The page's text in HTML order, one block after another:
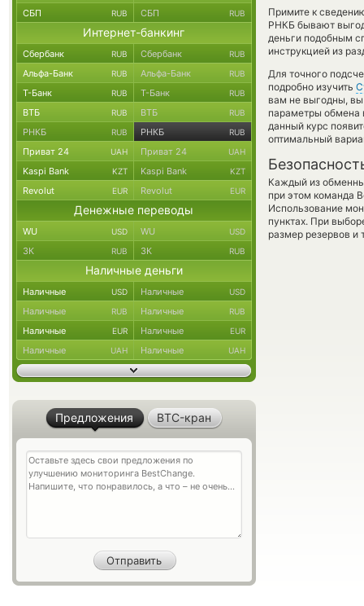
Примите к
РНКБ бывают
деньги подобным
инструкцией из
Для точного
подробно изучить
вам не выгодны,
параметры обмена
данный курс
оптимальный
Каждый из
при этом команда
Использование
пунктах. При
размер резервов и
СБП RUB СБП RUB
Интернет-банкинг
Сбербанк RUB Сбербанк RUB
Альфа-Банк RUB Альфа-Банк RUB
Т-Банк RUB Т-Банк RUB
ВТБ RUB ВТБ RUB
РНКБ RUB РНКБ RUB
Приват 24 UAH Приват 24 UAH
Kaspi Bank KZT Kaspi Bank KZT
Revolut EUR Revolut EUR
Денежные переводы
WU USD WU USD
ЗК RUB ЗК RUB
Наличные деньги
Наличные USD Наличные USD
Наличные RUB Наличные RUB
Наличные EUR Наличные EUR
Наличные UAH Наличные UAH
Предложения BTC-кран